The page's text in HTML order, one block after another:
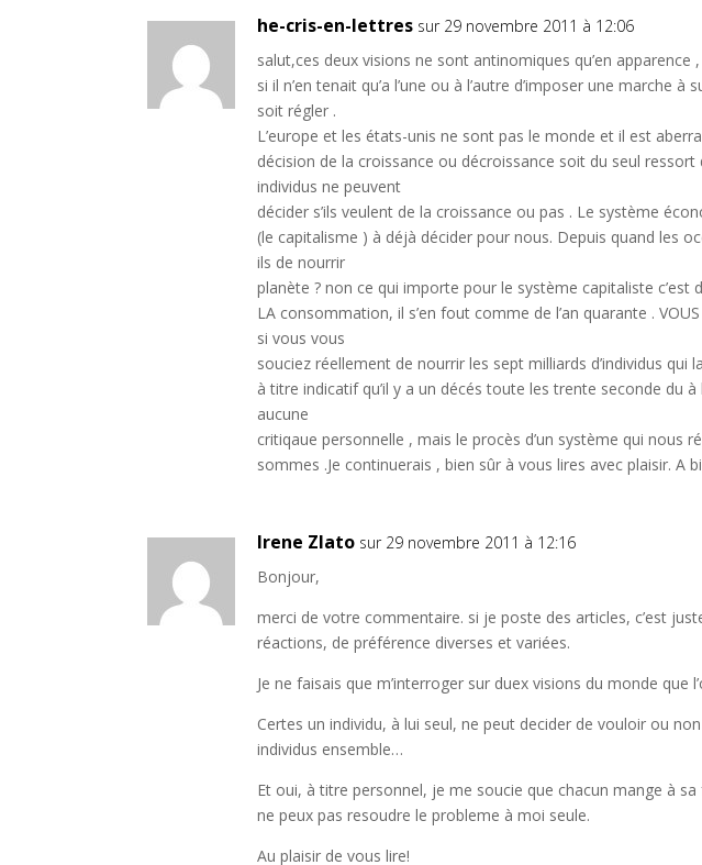
he-cris-en-lettres sur 29 novembre 2011 à 12:06
salut,ces deux visions ne sont antinomiques qu’en
si il n’en tenait qu’a l’une ou à l’autre d’imposer une marche
soit régler .
L’europe et les états-unis ne sont pas le monde et il est
décision de la croissance ou décroissance soit du seul
individus ne peuvent
décider s’ils veulent de la croissance ou pas . Le système
(le capitalisme ) à déjà décider pour nous. Depuis quand les
ils de nourrir
planète ? non ce qui importe pour le système capitaliste c’est
LA consommation, il s’en fout comme de l’an quarante .
si vous vous
souciez réellement de nourrir les sept milliards d’individus qui
à titre indicatif qu’il y a un décés toute les trente seconde du
aucune
critiqaue personnelle , mais le procès d’un système qui nous
sommes .Je continuerais , bien sûr à vous lires avec plaisir. A
Irene Zlato sur 29 novembre 2011 à 12:16
Bonjour,
merci de votre commentaire. si je poste des articles, c’est
réactions, de préférence diverses et variées.
Je ne faisais que m’interroger sur duex visions du monde que
Certes un individu, à lui seul, ne peut decider de vouloir ou
individus ensemble…
Et oui, à titre personnel, je me soucie que chacun mange à
ne peux pas resoudre le probleme à moi seule.
Au plaisir de vous lire!